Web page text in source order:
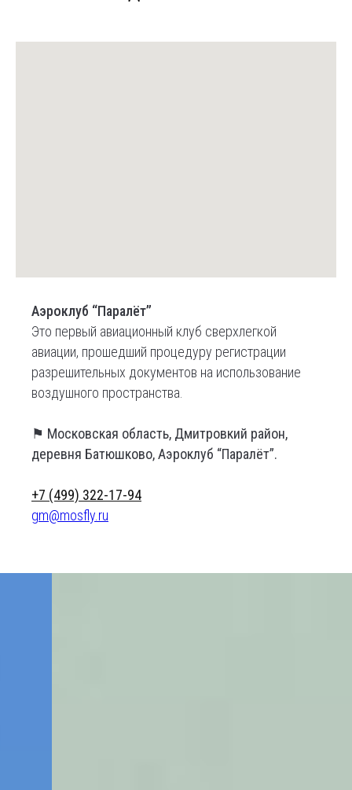
Аэроклуб “Паралёт”
Это первый авиационный клуб сверхлегкой
авиации, прошедший процедуру регистрации
разрешительных документов на использование
воздушного пространства.
⚑ Московская область, Дмитровкий район,
деревня Батюшково, Аэроклуб “Паралёт”.
+7 (499) 322-17-94
gm@mosfly.ru